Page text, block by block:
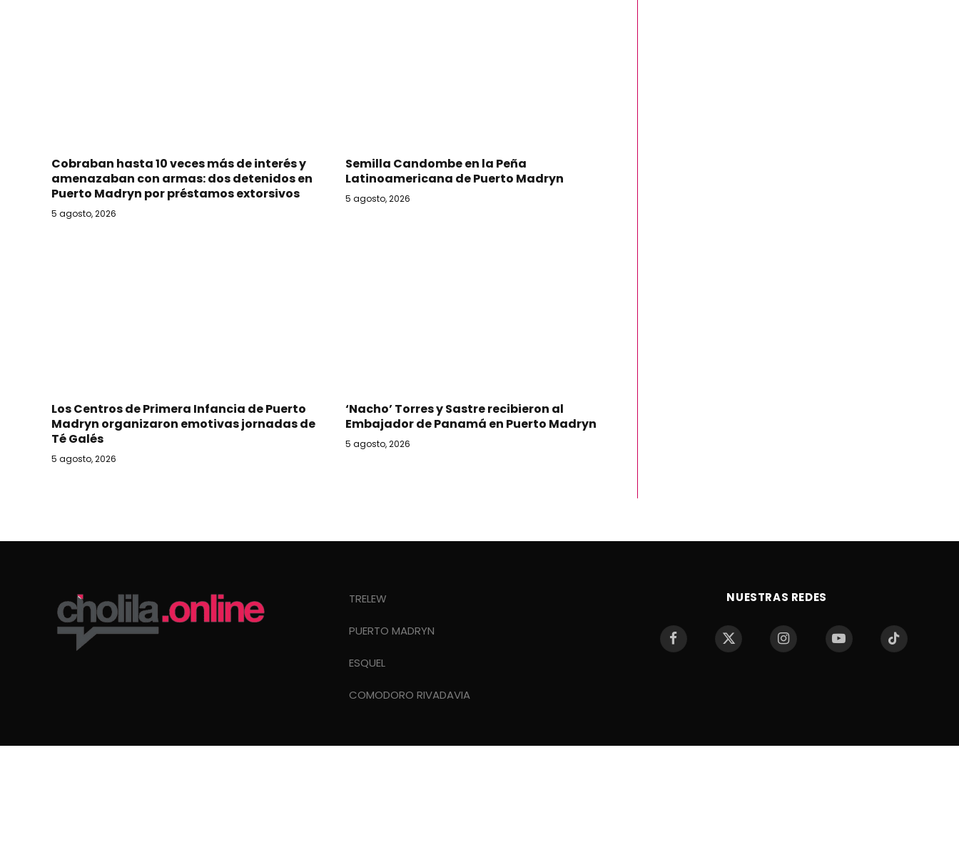
Cobraban hasta 10 veces más de interés y
amenazaban con armas: dos detenidos en
Puerto Madryn por préstamos extorsivos
5 agosto, 2026
Semilla Candombe en la Peña
Latinoamericana de Puerto Madryn
5 agosto, 2026
Los Centros de Primera Infancia de Puerto
Madryn organizaron emotivas jornadas de
Té Galés
5 agosto, 2026
‘Nacho’ Torres y Sastre recibieron al
Embajador de Panamá en Puerto Madryn
5 agosto, 2026
TRELEW
PUERTO MADRYN
ESQUEL
COMODORO RIVADAVIA
NUESTRAS REDES
Facebook X
InstagramYouTube TikTok